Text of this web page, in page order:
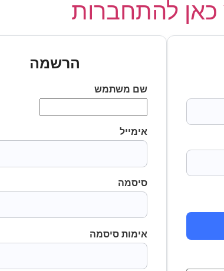
להתחברות
הרשמה
שם משתמש
אימייל
סיסמה
אימות סיסמה